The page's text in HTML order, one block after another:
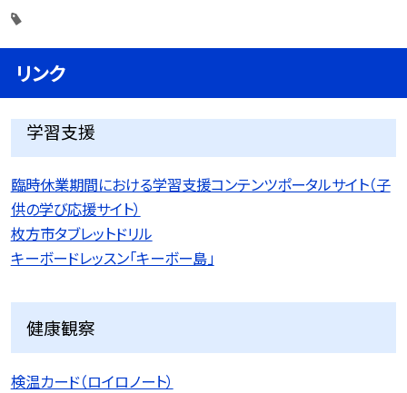
リンク
学習支援
臨時休業期間における学習支援コンテンツポータルサイト（子
供の学び応援サイト）
枚方市タブレットドリル
キーボードレッスン「キーボー島」
健康観察
検温カード（ロイロノート）